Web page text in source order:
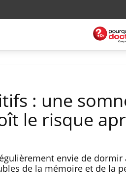
: une
le risque
envie de
de la mémoire et de la